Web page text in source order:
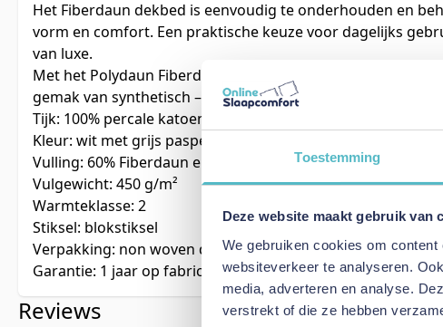
Toestemming
Deze website maakt gebruik van
We gebruiken cookies om
websiteverkeer te analyseren.
media, adverteren en analyse.
verstrekt of die ze hebben
Het Fiberdaun dekbed is eenvoudig te onderhouden en
vorm en comfort. Een praktische keuze voor dagelijks
van luxe.
Met het Polydaun Fiberdaun dekbed kies je voor het
gemak van synthetisch – elke nacht opnieuw.
Tijk: 100% percale katoen, boxmodel
Kleur: wit met grijs paspelband
Vulling: 60% Fiberdaun en 40% 3D polyester
Vulgewicht: 450 g/m²
Warmteklasse: 2
Stiksel: blokstiksel
Verpakking: non woven draagtas
Garantie: 1 jaar op fabricagefouten
Reviews